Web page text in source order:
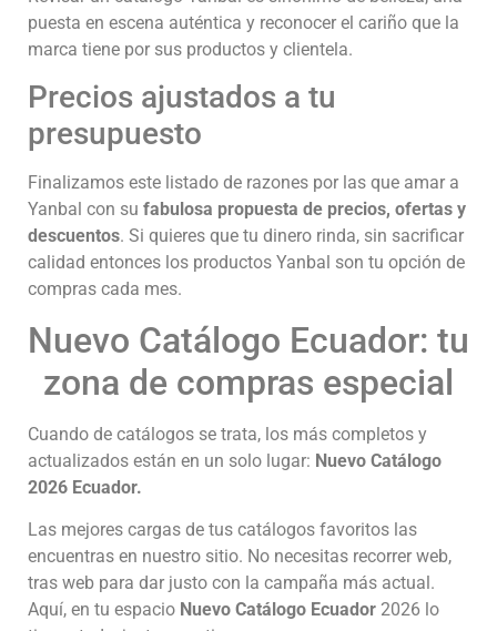
puesta en escena auténtica y reconocer el cariño que la
marca tiene por sus productos y clientela.
Precios ajustados a tu
presupuesto
Finalizamos este listado de razones por las que amar a
Yanbal con su fabulosa propuesta de precios, ofertas y
descuentos. Si quieres que tu dinero rinda, sin sacrificar
calidad entonces los productos Yanbal son tu opción de
compras cada mes.
Nuevo Catálogo Ecuador: tu
zona de compras especial
Cuando de catálogos se trata, los más completos y
actualizados están en un solo lugar: Nuevo Catálogo
2026 Ecuador.
Las mejores cargas de tus catálogos favoritos las
encuentras en nuestro sitio. No necesitas recorrer web,
tras web para dar justo con la campaña más actual.
Aquí, en tu espacio Nuevo Catálogo Ecuador 2026 lo